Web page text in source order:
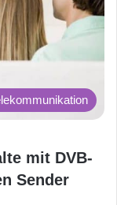
mit DVB-
Sender